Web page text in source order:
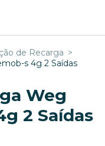
de Recarga >
s 4g 2 Saídas
Weg
2 Saídas